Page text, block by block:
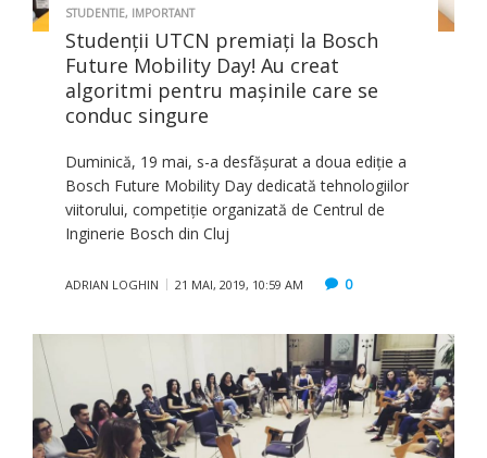
STUDENTIE, IMPORTANT
Studenții UTCN premiați la Bosch
Future Mobility Day! Au creat
algoritmi pentru maşinile care se
conduc singure
Duminică, 19 mai, s-a desfășurat a doua ediție a
Bosch Future Mobility Day dedicată tehnologiilor
viitorului, competiție organizată de Centrul de
Inginerie Bosch din Cluj
ADRIAN LOGHIN 21 MAI, 2019, 10:59 AM 0